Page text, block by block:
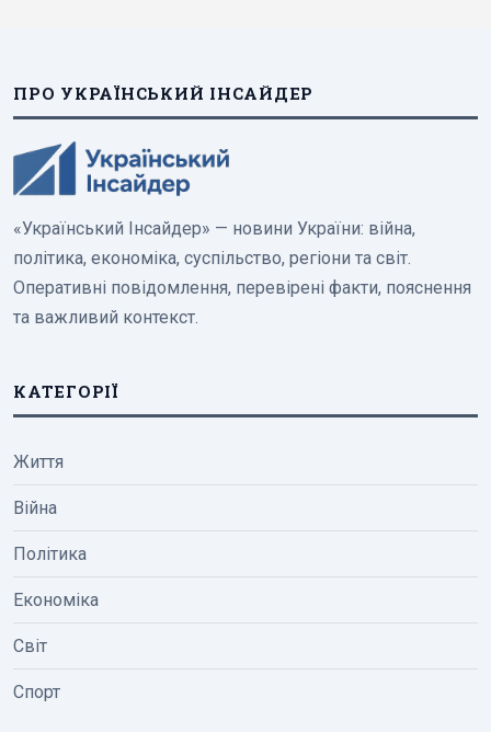
ПРО УКРАЇНСЬКИЙ ІНСАЙДЕР
«Український Інсайдер» — новини України: війна,
політика, економіка, суспільство, регіони та світ.
Оперативні повідомлення, перевірені факти, пояснення
та важливий контекст.
КАТЕГОРІЇ
Життя
Війна
Політика
Економіка
Світ
Спорт